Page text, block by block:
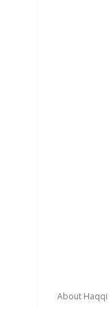
Footer
About Haqqi